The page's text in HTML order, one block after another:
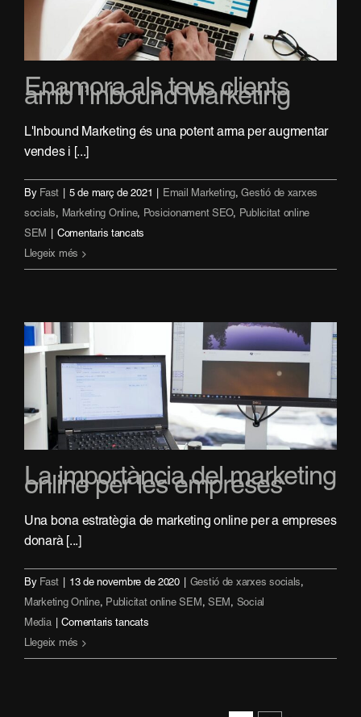
captació
de
clients
Enamora als teus clients
amb l’Inbound Marketing
L'Inbound Marketing és una potent arma per augmentar
vendes i [...]
By Fast 5 de març de 2021 Email Marketing,Gestió de xarxes
socials, Marketing Online, Posicionament SEO, Publicitat online
SEM Comentaris tancats
l’Inbound
Marketing
Llegeix més
La importància del marketing
online per les empreses
Una bona estratègia de marketing online per a empreses
donarà [...]
By Fast 13 de novembre de 2020 Gestió de xarxes socials,
Marketing Online, Publicitat online SEM , SEM , Social
Media Comentaris tancatsa
Llegeix més